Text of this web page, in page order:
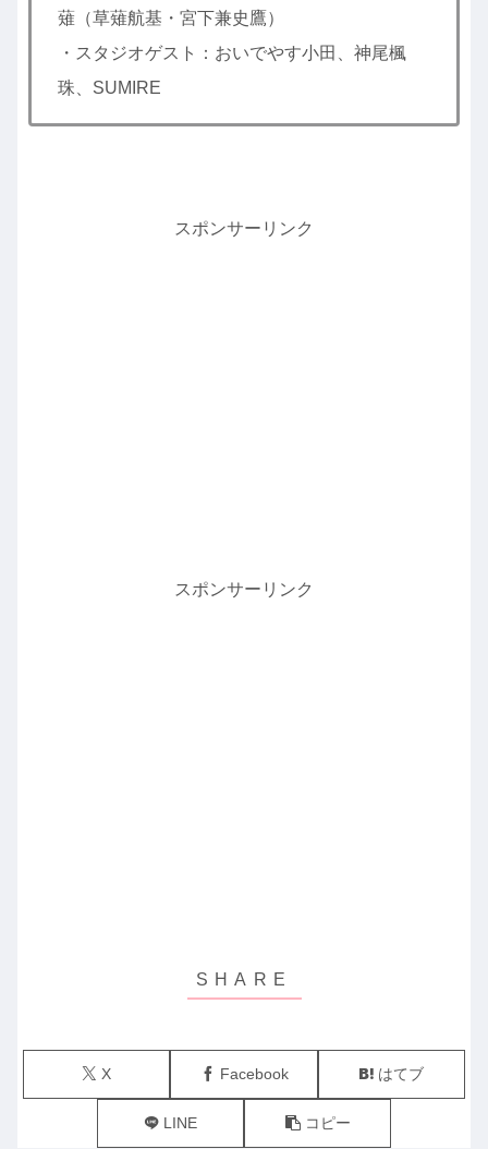
薙（草薙航基・宮下兼史鷹）
・スタジオゲスト：おいでやす小田、神尾楓
珠、SUMIRE
スポンサーリンク
スポンサーリンク
X Facebook はてブ
LINE コピー